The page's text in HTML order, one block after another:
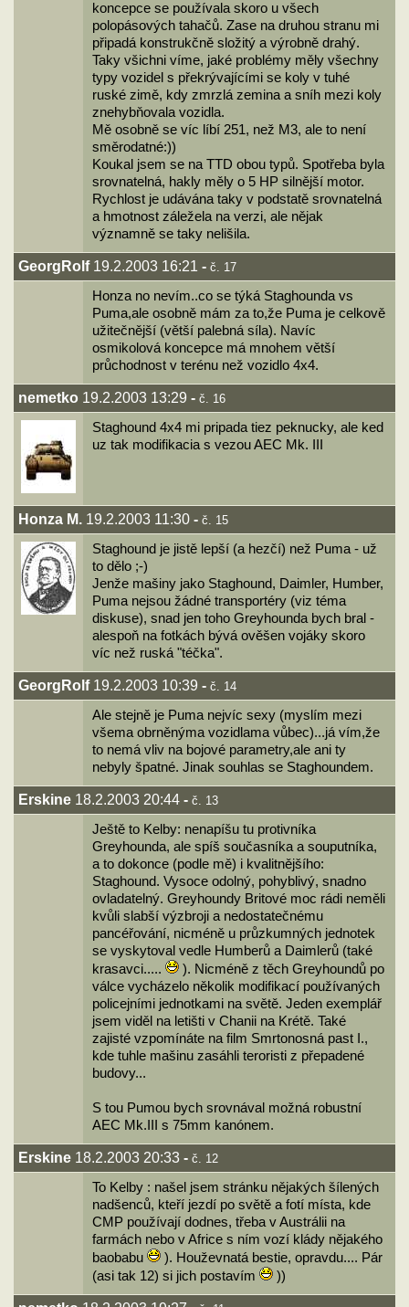
koncepce se používala skoro u všech
polopásových tahačů. Zase na druhou stranu mi
připadá konstrukčně složitý a výrobně drahý.
Taky všichni víme, jaké problémy měly všechny
typy vozidel s překrývajícími se koly v tuhé
ruské zimě, kdy zmrzlá zemina a sníh mezi koly
znehybňovala vozidla.
Mě osobně se víc líbí 251, než M3, ale to není
směrodatné:))
Koukal jsem se na TTD obou typů. Spotřeba byla
srovnatelná, hakly měly o 5 HP silnější motor.
Rychlost je udávána taky v podstatě srovnatelná
a hmotnost záležela na verzi, ale nějak
významně se taky nelišila.
GeorgRolf 19.2.2003 16:21 - č. 17
Honza no nevím..co se týká Staghounda vs
Puma,ale osobně mám za to,že Puma je celkově
užitečnější (větší palebná síla). Navíc
osmikolová koncepce má mnohem větší
průchodnost v terénu než vozidlo 4x4.
nemetko 19.2.2003 13:29 - č. 16
Staghound 4x4 mi pripada tiez peknucky, ale ked
uz tak modifikacia s vezou AEC Mk. III
Honza M. 19.2.2003 11:30 - č. 15
Staghound je jistě lepší (a hezčí) než Puma - už
to dělo ;-)
Jenže mašiny jako Staghound, Daimler, Humber,
Puma nejsou žádné transportéry (viz téma
diskuse), snad jen toho Greyhounda bych bral -
alespoň na fotkách bývá ověšen vojáky skoro
víc než ruská "téčka".
GeorgRolf 19.2.2003 10:39 - č. 14
Ale stejně je Puma nejvíc sexy (myslím mezi
všema obrněnýma vozidlama vůbec)...já vím,že
to nemá vliv na bojové parametry,ale ani ty
nebyly špatné. Jinak souhlas se Staghoundem.
Erskine 18.2.2003 20:44 - č. 13
Ještě to Kelby: nenapíšu tu protivníka
Greyhounda, ale spíš současníka a souputníka,
a to dokonce (podle mě) i kvalitnějšího:
Staghound. Vysoce odolný, pohyblivý, snadno
ovladatelný. Greyhoundy Britové moc rádi neměli
kvůli slabší výzbroji a nedostatečnému
pancéřování, nicméně u průzkumných jednotek
se vyskytoval vedle Humberů a Daimlerů (také
krasavci.....
). Nicméně z těch Greyhoundů po
válce vycházelo několik modifikací používaných
policejními jednotkami na světě. Jeden exemplář
jsem viděl na letišti v Chanii na Krétě. Také
zajisté vzpomínáte na film Smrtonosná past I.,
kde tuhle mašinu zasáhli teroristi z přepadené
budovy...
S tou Pumou bych srovnával možná robustní
AEC Mk.III s 75mm kanónem.
Erskine 18.2.2003 20:33 - č. 12
To Kelby : našel jsem stránku nějakých šílených
nadšenců, kteří jezdí po světě a fotí místa, kde
CMP používají dodnes, třeba v Austrálii na
farmách nebo v Africe s ním vozí klády nějakého
baobabu
). Houževnatá bestie, opravdu.... Pár
(asi tak 12) si jich postavím
))